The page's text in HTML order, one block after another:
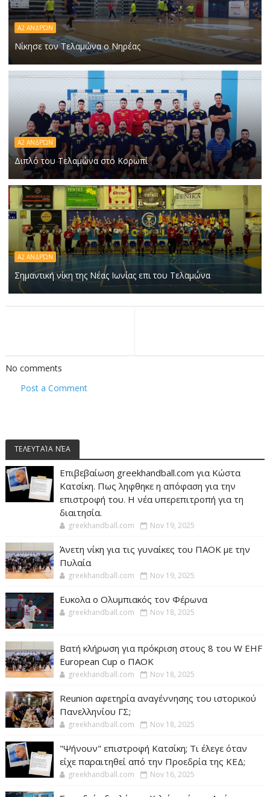
Α2 ΑΝΔΡΏΝ
Νίκησε τον Τελαμώνα ο Νηρέας
Α2 ΑΝΔΡΏΝ
Διπλό του Τελαμώνα στο Κορωπί
Α2 ΑΝΔΡΏΝ
Σημαντική νίκη της Νέας Ιωνίας επι του Τελαμώνα
No comments
Post a Comment
ΤΕΛΕΥΤΑΊΑ ΝΈΑ
Επιβεβαίωση greekhandball.com για Κώστα
Κατσίκη. Πως ληφθηκε η απόφαση για την
επιστροφή του. Η νέα υπερεπιτροπή για τη
διαιτησία.
greekhandball.com Nov 19, 2025
Άνετη νίκη για τις γυναίκες του ΠΑΟΚ με την
Πυλαία
greekhandball.com Nov 19, 2025
Ευκολα ο Ολυμπιακός τον Φέρωνα
greekhandball.com Nov 18, 2025
Βατή κλήρωση για πρόκριση στους 8 του W EHF
European Cup ο ΠΑΟΚ
greekhandball.com Nov 18, 2025
Reunion αφετηρία αναγέννησης του ιστορικού
Πανελληνίου ΓΣ;
greekhandball.com Nov 18, 2025
"Ψήνουν" επιστροφή Κατσίκη; Τι έλεγε όταν
είχε παραιτηθεί από την Προεδρία της ΚΕΔ;
greekhandball.com Nov 16, 2025